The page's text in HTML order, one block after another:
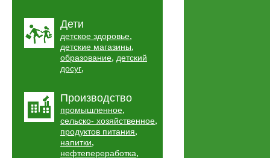
Дети
детское здоровье,
детские магазины,
образование, детский
досуг,
Производство
промышленное,
сельско- хозяйственное,
продуктов питания,
напитки,
нефтепереработка,